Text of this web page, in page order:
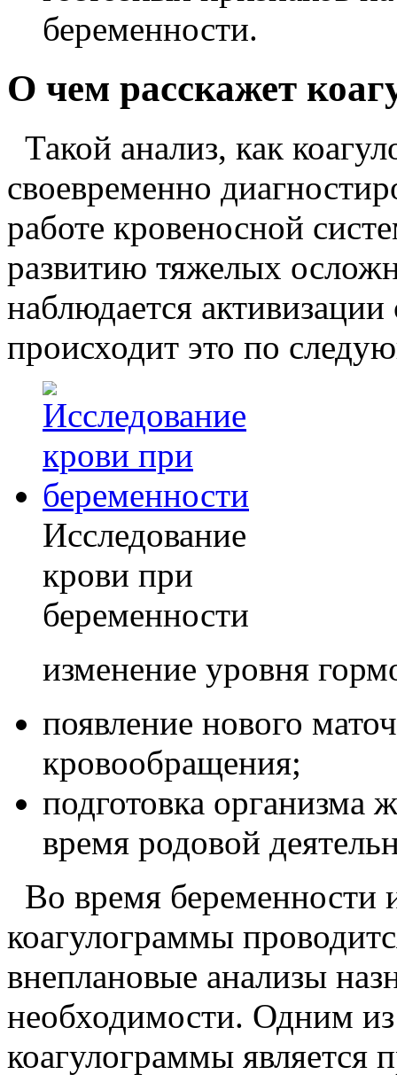
беременности.
О чем расскажет
Такой анализ, как
своевременно
работе кровеносной
развитию тяжелых
наблюдается
происходит это по
Исследование
крови при
беременности
изменение уровня
появление нового
кровообращения;
подготовка организма
время родовой
Во время беременности
коагулограммы
внеплановые анализы
необходимости. Одним
коагулограммы является